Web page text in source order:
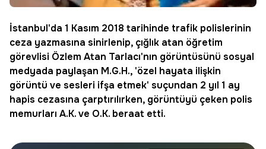
İstanbul'da 1 Kasım 2018 tarihinde trafik polislerinin
ceza yazmasına sinirlenip, çığlık atan öğretim
görevlisi Özlem Atan Tarlacı'nın görüntüsünü sosyal
medyada paylaşan M.G.H., 'özel hayata ilişkin
görüntü ve sesleri ifşa etmek' suçundan 2 yıl 1 ay
hapis cezasına çarptırılırken, görüntüyü çeken polis
memurları A.K. ve O.K. beraat etti.